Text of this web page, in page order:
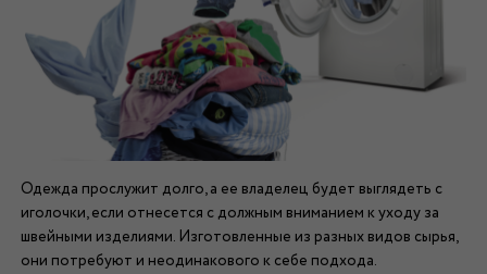
Одежда прослужит долго, а ее владелец будет выглядеть с
иголочки, если отнесется с должным вниманием к уходу за
швейными изделиями. Изготовленные из разных видов сырья,
они потребуют и неодинакового к себе подхода.